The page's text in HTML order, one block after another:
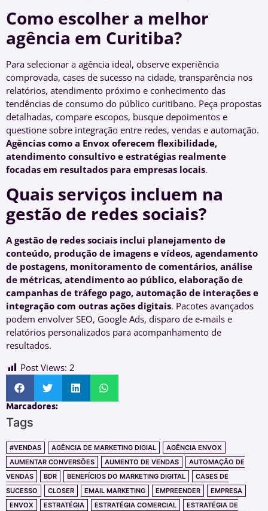
Como escolher a melhor
agência em Curitiba?
Para selecionar a agência ideal, observe experiência
comprovada, cases de sucesso na cidade, transparência nos
relatórios, atendimento próximo e conhecimento das
tendências de consumo do público curitibano. Peça propostas
detalhadas, compare escopos, busque depoimentos e
questione sobre integração entre redes, vendas e automação.
Agências como a Envox oferecem flexibilidade,
atendimento consultivo e estratégias realmente
focadas em resultados para empresas locais.
Quais serviços incluem na
gestão de redes sociais?
A gestão de redes sociais inclui planejamento de
conteúdo, produção de imagens e vídeos, agendamento
de postagens, monitoramento de comentários, análise
de métricas, atendimento ao público, elaboração de
campanhas de tráfego pago, automação de interações e
integração com outras ações digitais. Pacotes avançados
podem envolver SEO, Google Ads, disparo de e-mails e
relatórios personalizados para acompanhamento de
resultados.
Post Views: 2
Marcadores:
Tags
#VENDAS AGÊNCIA DE MARKETING DIGIAL
AGÊNCIA ENVOX
AUMENTAR CONVERSÕES
AUMENTO DE VENDAS
AUTOMAÇÃO DE
VENDAS
BDR BENEFÍCIOS DO MARKETING DIGITAL
CASES DE
SUCESSO
CLOSER EMAIL MARKETING EMPREENDER
EMPRESA
ENVOX
ESTRATÉGIA ESTRATÉGIA COMERCIAL
ESTRATÉGIA DE